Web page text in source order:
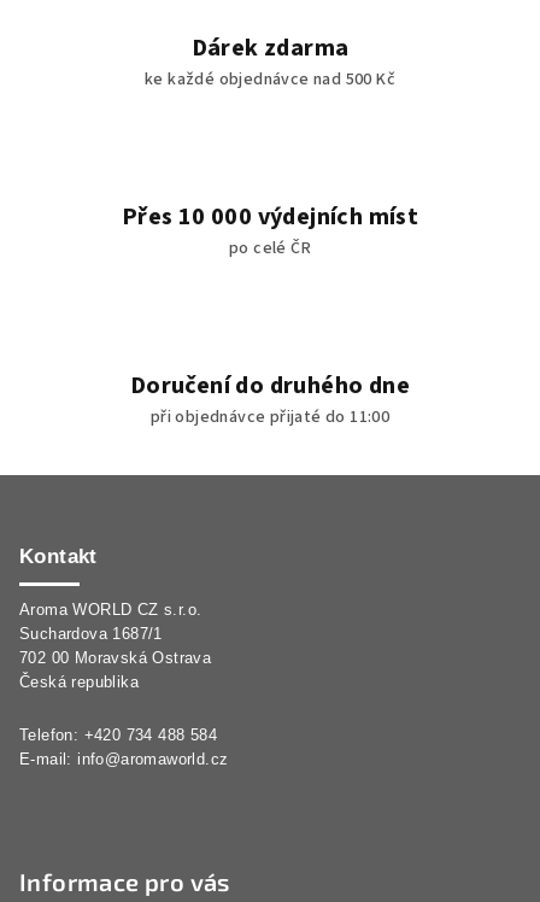
ý
p
Dárek zdarma
ke každé objednávce nad 500 Kč
Přes 10 000 výdejních míst
po celé ČR
Doručení do druhého dne
při objednávce přijaté do 11:00
Kontakt
Aroma WORLD CZ s.r.o.
Suchardova 1687/1
702 00 Moravská Ostrava
Česká republika
Telefon: +420 734 488 584
E-mail: info@aromaworld.cz
Informace pro vás